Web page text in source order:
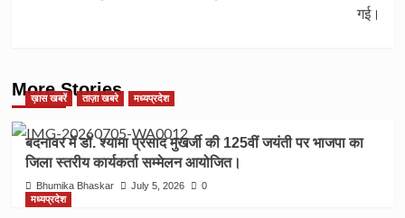
गई।
More Stories
ख़ास खबरें ताज़ा खबरे मध्यप्रदेश
बदनावर में डॉ. श्यामा प्रसाद मुखर्जी की 125वीं जयंती पर भाजपा का
जिला स्तरीय कार्यकर्ता सम्मेलन आयोजित।
Bhumika Bhaskar July 5, 2026
0
मध्यप्रदेश